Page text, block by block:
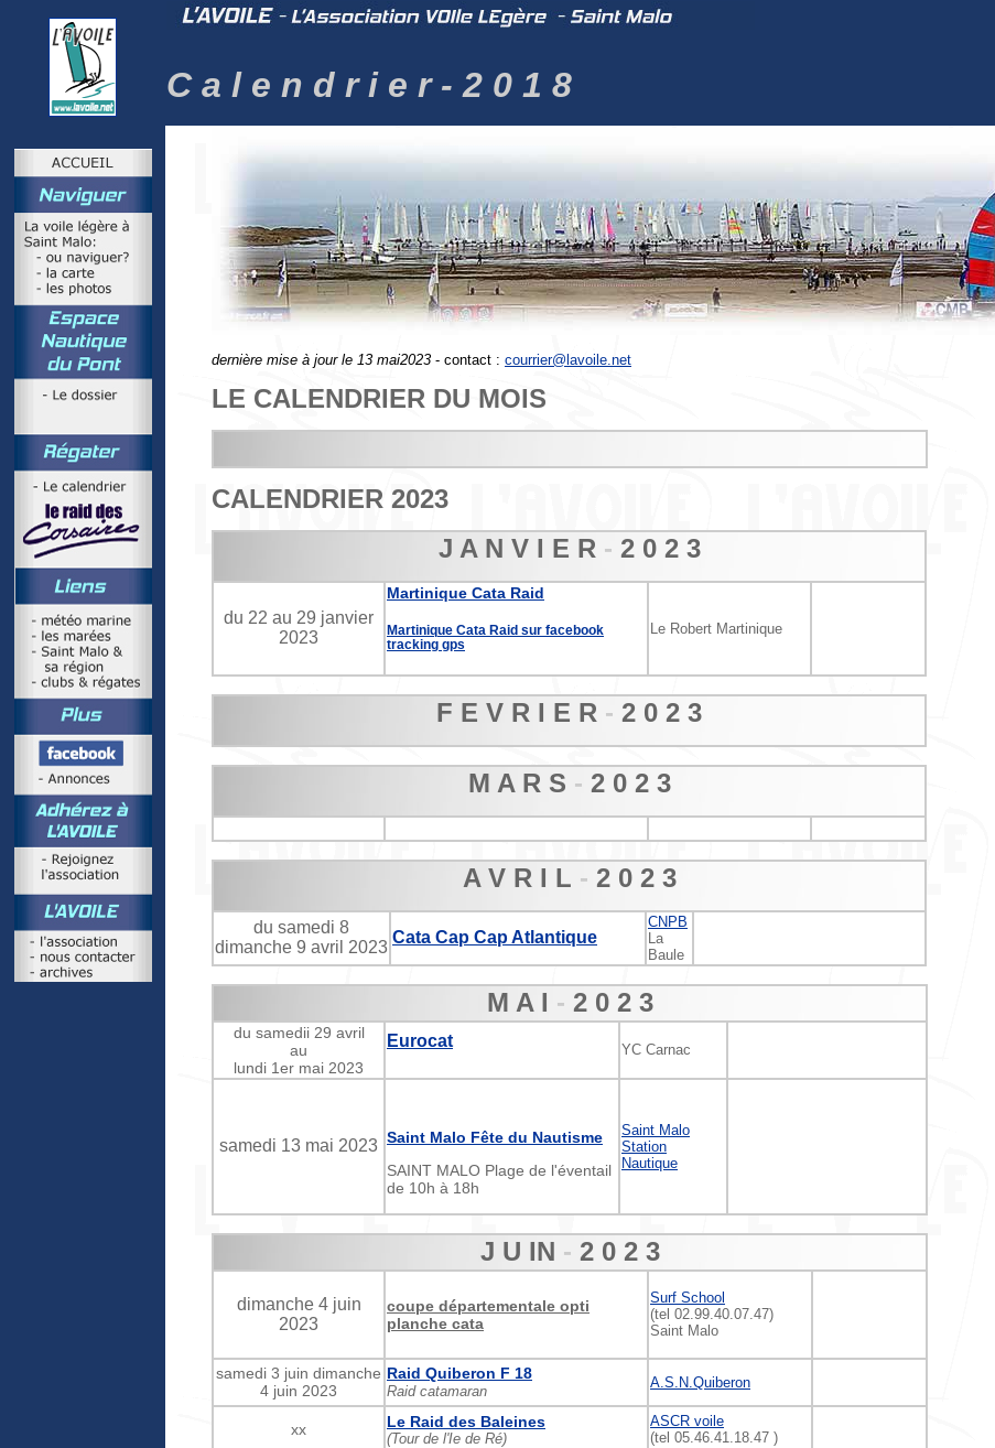
C a l e n d r i e r - 2 0 1 8
dernière mise à jour le 13 mai2023 - contact : courrier@lavoile.net
LE CALENDRIER DU MOIS
CALENDRIER 2023
J A N V I E R - 2 0 2 3
du 22 au 29 janvier
2023
Martinique Cata Raid
Martinique Cata Raid sur facebook
tracking gps
Le Robert Martinique
F E V R I E R - 2 0 2 3
M A R S - 2 0 2 3
A V R I L - 2 0 2 3
du samedi 8
dimanche 9 avril 2023
Cata Cap Cap Atlantique
CNPB
La
Baule
M A I - 2 0 2 3
du samedii 29 avril
au
lundi 1er mai 2023
Eurocat YC Carnac
samedi 13 mai 2023 Saint Malo Fête du Nautisme
SAINT MALO Plage de l'éventail
de 10h à 18h
Saint Malo
Station
Nautique
J U IN - 2 0 2 3
dimanche 4 juin
2023
coupe départementale opti
planche cata
Surf School
(tel 02.99.40.07.47)
Saint Malo
samedi 3 juin dimanche
4 juin 2023
Raid Quiberon F 18
Raid catamaran
A.S.N.Quiberon
xx Le Raid des Baleines
(Tour de l'Ie de Ré)
ASCR voile
(tel 05.46.41.18.47 )